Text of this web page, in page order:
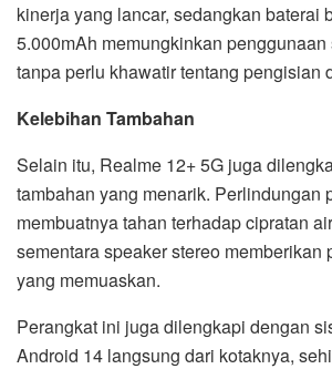
kinerja yang lancar, sedangkan baterai
5.000mAh memungkinkan
tanpa perlu khawatir tentang pengisian
Kelebihan Tambahan
Selain itu, Realme 12+ 5G juga
tambahan yang menarik. Perlindungan
membuatnya tahan terhadap cipratan
sementara speaker stereo memberikan
yang memuaskan.
Perangkat ini juga dilengkapi dengan
Android 14 langsung dari kotaknya,